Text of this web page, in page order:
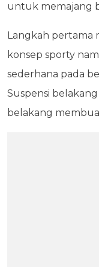
untuk memajang
Langkah pertama
konsep sporty
sederhana pada
Suspensi
belakang